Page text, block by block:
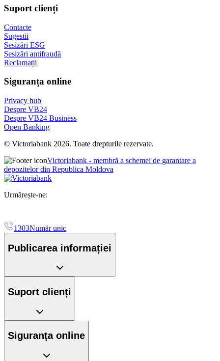
Suport clienți
Contacte
Sugestii
Sesizări ESG
Sesizări antifraudă
Reclamații
Siguranța online
Privacy hub
Despre VB24
Despre VB24 Business
Open Banking
© Victoriabank 2026. Toate drepturile rezervate.
Victoriabank - membră a schemei de garantare a
depozitelor din Republica Moldova
Urmărește-ne:
1303Număr unic
Publicarea informației
Suport clienți
Siguranța online